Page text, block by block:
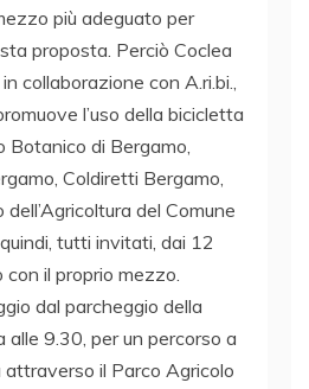
più adeguato per
proposta. Perciò Coclea
collaborazione con A.ri.bi.,
l’uso della bicicletta
Botanico di Bergamo,
Coldiretti Bergamo,
del Comune
tutti invitati, dai 12
con il proprio mezzo.
dal parcheggio della
alle 9.30, per un percorso a
il Parco Agricolo